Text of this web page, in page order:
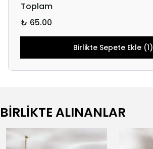
Toplam
₺ 65.00
Birlikte Sepete Ekle (1)
BİRLİKTE ALINANLAR